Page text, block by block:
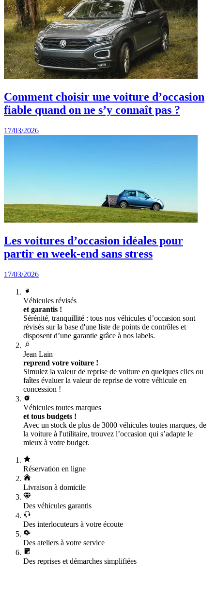
Comment choisir une voiture d’occasion
fiable quand on ne s’y connaît pas ?
17/03/2026
Les voitures d’occasion idéales pour
partir en week-end sans stress
17/03/2026
Véhicules révisés
et garantis !
Sérénité, tranquillité : tous nos véhicules d’occasion sont
révisés sur la base d'une liste de points de contrôles et
disposent d’une garantie grâce à nos labels.
Jean Lain
reprend votre voiture !
Simulez la valeur de reprise de voiture en quelques clics ou
faîtes évaluer la valeur de reprise de votre véhicule en
concession !
Véhicules toutes marques
et tous budgets !
Avec un stock de plus de 3000 véhicules toutes marques, de
la voiture à l'utilitaire, trouvez l’occasion qui s’adapte le
mieux à votre budget.
Réservation en ligne
Livraison à domicile
Des véhicules garantis
Des interlocuteurs à votre écoute
Des ateliers à votre service
Des reprises et démarches simplifiées